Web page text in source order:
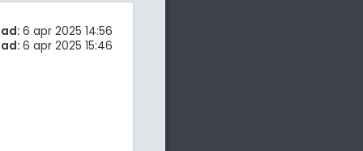
6 apr 2025 14:56
6 apr 2025 15:46